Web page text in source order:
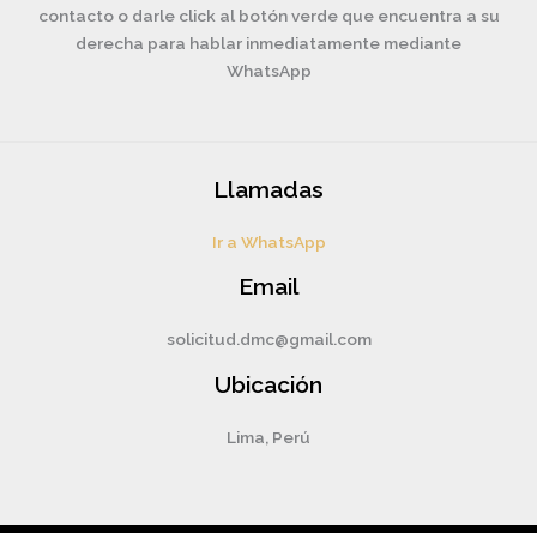
contacto o darle click al botón verde que encuentra a su
derecha para hablar inmediatamente mediante
WhatsApp
Llamadas
Ir a WhatsApp
Email
solicitud.dmc@gmail.com
Ubicación
Lima, Perú